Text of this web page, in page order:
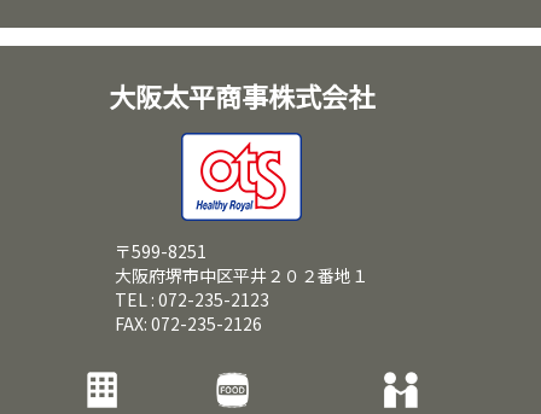
大阪太平商事株式会社
〒599-8251
大阪府堺市中区平井２０２番地１
TEL : 072-235-2123
FAX: 072-235-2126